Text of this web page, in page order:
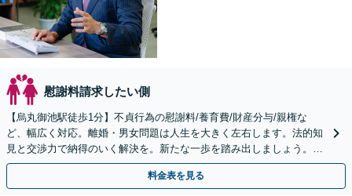
慰謝料請求したい側
【烏丸御池駅徒歩1分】不貞行為の慰謝料/養育費/財産分与/親権な
ど、幅広く対応。離婚・男女問題は人生を大きく左右します。法的知
見と交渉力で納得のいく解決を。新たな一歩を踏み出しましょう。
【土日夜間対応】
料金表を見る